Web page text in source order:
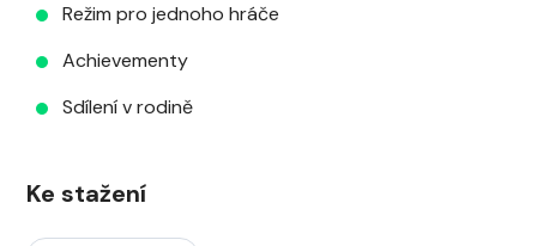
Režim pro jednoho hráče
Achievementy
Sdílení v rodině
Ke stažení